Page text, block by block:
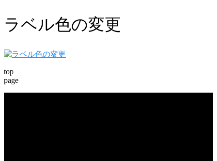
ラベル色の変更
top
page